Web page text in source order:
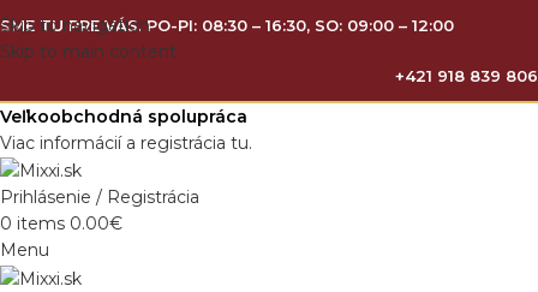
Skip to navigation
Skip to main content
SME TU PRE VÁS. PO-PI: 08:30 – 16:30, SO: 09:00 – 12:00
+421 918 839 806
Veľkoobchodná spolupráca
Viac informácií a registrácia tu.
Prihlásenie / Registrácia
0 items 0.00€
Menu